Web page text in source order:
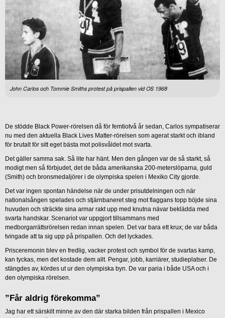
John Carlos och Tommie Smiths protest på prispallen vid OS 1968
De stödde Black Power-rörelsen då för femtiotvå år sedan, Carlos sympatiserar
nu med den aktuella Black Lives Matter-rörelsen som agerat starkt och ibland
för brutalt för sitt eget bästa mot polisvåldet mot svarta.
Det gäller samma sak. Så lite har hänt. Men den gången var de så starkt, så
modigt men så förbjudet, det de båda amerikanska 200-meterslöparna, guld
(Smith) och bronsmedaljörer i de olympiska spelen i Mexiko City gjorde.
Det var ingen spontan händelse när de under prisutdelningen och när
nationalsången spelades och stjärnbaneret steg mot flaggans topp böjde sina
huvuden och sträckte sina armar rakt upp med knutna nävar beklädda med
svarta handskar. Scenariot var uppgjort tillsammans med
medborgarrättsrörelsen redan innan spelen. Det var bara ett krux; de var båda
tvingade att ta sig upp på prispallen. Och det lyckades.
Prisceremonin blev en fredlig, vacker protest och symbol för de svartas kamp,
kan tyckas, men det kostade dem allt. Pengar, jobb, karriärer, studieplatser. De
stängdes av, kördes ut ur den olympiska byn. De var paria i både USA och i
den olympiska rörelsen.
”Får aldrig förekomma”
Jag har ett särskilt minne av den där starka bilden från prispallen i Mexico